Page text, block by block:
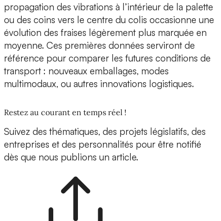
propagation des vibrations à l’intérieur de la palette
ou des coins vers le centre du colis occasionne une
évolution des fraises légèrement plus marquée en
moyenne. Ces premières données serviront de
référence pour comparer les futures conditions de
transport : nouveaux emballages, modes
multimodaux, ou autres innovations logistiques.
Restez au courant en temps réel !
Suivez des thématiques, des projets législatifs, des
entreprises et des personnalités pour être notifié
dès que nous publions un article.